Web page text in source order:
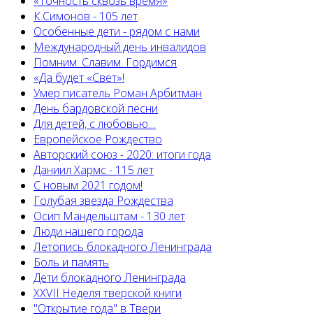
К.Симонов - 105 лет
Особенные дети - рядом с нами
Международный день инвалидов
Помним. Славим. Гордимся
«Да будет «Свет»!
Умер писатель Роман Арбитман
День бардовской песни
Для детей, с любовью…
Европейскоe Рождество
Авторский союз - 2020: итоги года
Даниил Хармс - 115 лет
С новым 2021 годом!
Голубая звезда Рождества
Осип Мандельштам - 130 лет
Люди нашего города
Летопись блокадного Ленинграда
Боль и память
Дети блокадного Ленинграда
XXVII Неделя тверской книги
"Открытие года" в Твери